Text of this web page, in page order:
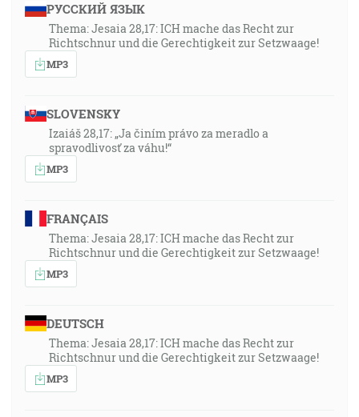
РУССКИЙ ЯЗЫК
Thema: Jesaia 28,17: ICH mache das Recht zur
Richtschnur und die Gerechtigkeit zur Setzwaage!
MP3
SLOVENSKY
Izaiáš 28,17: „Ja činím právo za meradlo a
spravodlivosť za váhu!“
MP3
FRANÇAIS
Thema: Jesaia 28,17: ICH mache das Recht zur
Richtschnur und die Gerechtigkeit zur Setzwaage!
MP3
DEUTSCH
Thema: Jesaia 28,17: ICH mache das Recht zur
Richtschnur und die Gerechtigkeit zur Setzwaage!
MP3